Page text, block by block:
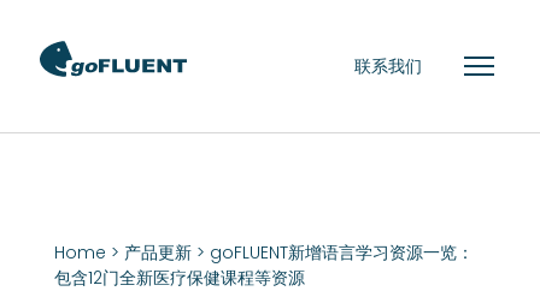
联系我们
Home >产品更新 > goFLUENT新增语言学习资源一览：
包含12门全新医疗保健课程等资源